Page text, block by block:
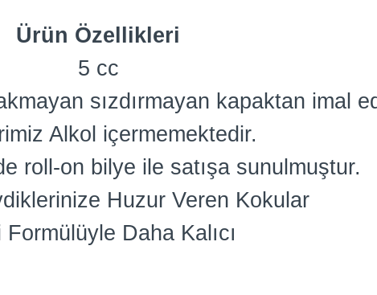
Ürün Özellikleri
5 cc
sızdırmayan kapaktan imal
Alkol içermemektedir.
roll-on bilye ile satışa sunulmuştur.
Huzur Veren Kokular
Formülüyle Daha Kalıcı